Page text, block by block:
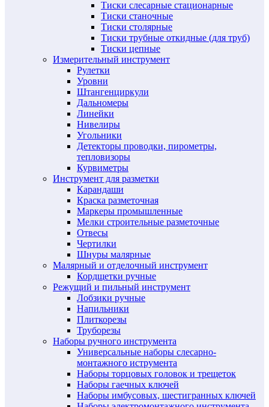
Тиски слесарные стационарные
Тиски станочные
Тиски столярные
Тиски трубные откидные (для труб)
Тиски цепные
Измерительный инструмент
Рулетки
Уровни
Штангенциркули
Дальномеры
Линейки
Нивелиры
Угольники
Детекторы проводки, пирометры,
тепловизоры
Курвиметры
Инструмент для разметки
Карандаши
Краска разметочная
Маркеры промышленные
Мелки строительные разметочные
Отвесы
Чертилки
Шнуры малярные
Малярный и отделочный инструмент
Кордщетки ручные
Режущий и пильный инструмент
Лобзики ручные
Напильники
Плиткорезы
Труборезы
Наборы ручного инструмента
Универсальные наборы слесарно-
монтажного иструмента
Наборы торцовых головок и трещеток
Наборы гаечных ключей
Наборы имбусовых, шестигранных ключей